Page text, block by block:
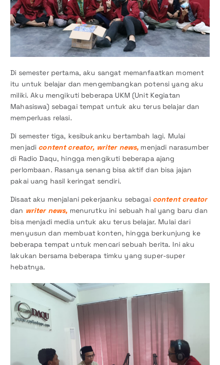
Di semester pertama, aku sangat memanfaatkan moment
itu untuk belajar dan mengembangkan potensi yang aku
miliki. Aku mengikuti beberapa UKM (Unit Kegiatan
Mahasiswa) sebagai tempat untuk aku terus belajar dan
memperluas relasi.
Di semester tiga, kesibukanku bertambah lagi. Mulai
menjadi content creator, writer news, menjadi narasumber
di Radio Daqu, hingga mengikuti beberapa ajang
perlombaan. Rasanya senang bisa aktif dan bisa jajan
pakai uang hasil keringat sendiri.
Disaat aku menjalani pekerjaanku sebagai content creator
dan writer news, menurutku ini sebuah hal yang baru dan
bisa menjadi media untuk aku terus belajar. Mulai dari
menyusun dan membuat konten, hingga berkunjung ke
beberapa tempat untuk mencari sebuah berita. Ini aku
lakukan bersama beberapa timku yang super-super
hebatnya.